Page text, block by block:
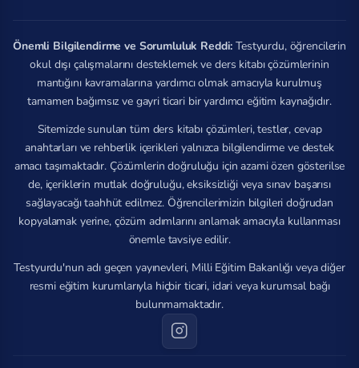
Önemli Bilgilendirme ve Sorumluluk Reddi: Testyurdu, öğrencilerin
okul dışı çalışmalarını desteklemek ve ders kitabı çözümlerinin
mantığını kavramalarına yardımcı olmak amacıyla kurulmuş
tamamen bağımsız ve gayri ticari bir yardımcı eğitim kaynağıdır.
Sitemizde sunulan tüm ders kitabı çözümleri, testler, cevap
anahtarları ve rehberlik içerikleri yalnızca bilgilendirme ve destek
amacı taşımaktadır. Çözümlerin doğruluğu için azami özen gösterilse
de, içeriklerin mutlak doğruluğu, eksiksizliği veya sınav başarısı
sağlayacağı taahhüt edilmez. Öğrencilerimizin bilgileri doğrudan
kopyalamak yerine, çözüm adımlarını anlamak amacıyla kullanması
önemle tavsiye edilir.
Testyurdu'nun adı geçen yayınevleri, Milli Eğitim Bakanlığı veya diğer
resmi eğitim kurumlarıyla hiçbir ticari, idari veya kurumsal bağı
bulunmamaktadır.